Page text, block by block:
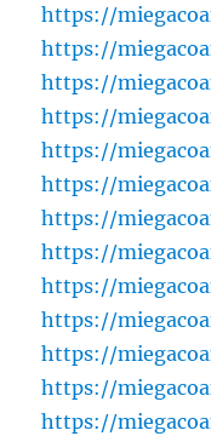
https://
https://
https://
https://
https://
https://
https://
https://
https://
https://
https://
https://
https://